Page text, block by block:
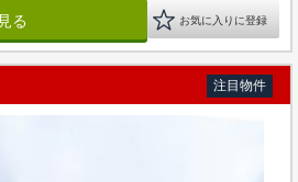
る お気に入りに登録
注目物件